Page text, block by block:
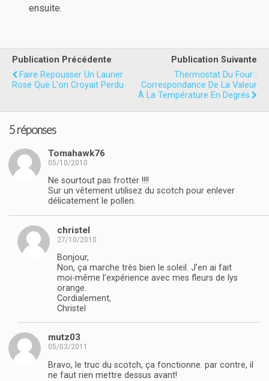
ensuite.
Publication Précédente
Faire Repousser Un Laurier
Rose Que L'on Croyait Perdu
Publication Suivante
Thermostat Du Four :
Correspondance De La Valeur
À La Température En Degrés
5 réponses
Tomahawk76
05/10/2010
Ne sourtout pas frotter !!!!
Sur un vêtement utilisez du scotch pour enlever
délicatement le pollen.
christel
27/10/2010
Bonjour,
Non, ça marche très bien le soleil. J’en ai fait
moi-même l’expérience avec mes fleurs de lys
orange.
Cordialement,
Christel
mutz03
05/03/2011
Bravo, le truc du scotch, ça fonctionne. par contre, il
ne faut rien mettre dessus avant!